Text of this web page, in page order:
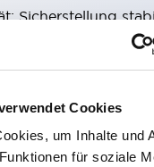
Cookies
um Inhalte und
für soziale
Sicherstellung
auch bei hohen
hochleitfähigen
Haltbarkeit: